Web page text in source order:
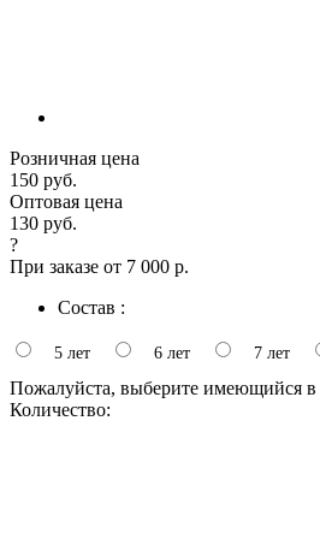
Розничная цена
150 руб.
Оптовая цена
130 руб.
?
При заказе от 7 000 р.
Состав :
5 лет 6 лет 7 лет
Пожалуйста, выберите имеющийся в
Количество: